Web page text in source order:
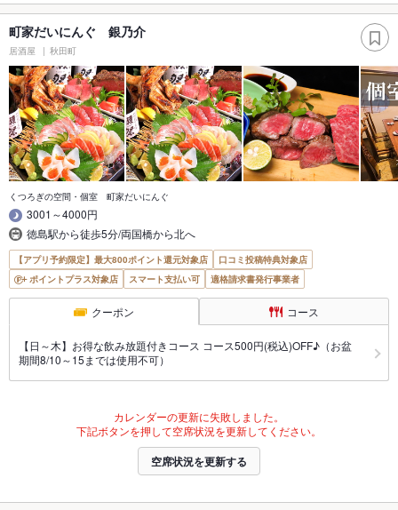
町家だいにんぐ 銀乃介
居酒屋 秋田町
くつろぎの空間・個室 町家だいにんぐ
3001～4000円
徳島駅から徒歩5分/両国橋から北へ
【アプリ予約限定】最大800ポイント還元対象店
口コミ投稿特典対象店
ポイントプラス対象店
スマート支払い可 適格請求書発行事業者
クーポン コース
【日～木】お得な飲み放題付きコース コース500円(税込)OFF♪（お盆
期間8/10～15までは使用不可）
カレンダーの更新に失敗しました。
下記ボタンを押して空席状況を更新してください。
空席状況を更新する